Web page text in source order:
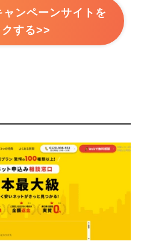
ンペーンサイトを
する>>